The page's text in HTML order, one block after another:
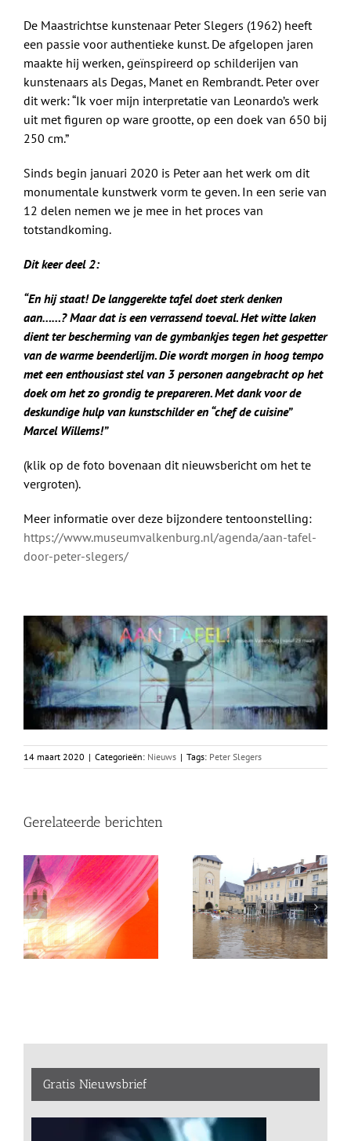
De Maastrichtse kunstenaar Peter Slegers (1962) heeft
een passie voor authentieke kunst. De afgelopen jaren
maakte hij werken, geïnspireerd op schilderijen van
kunstenaars als Degas, Manet en Rembrandt. Peter over
dit werk: “Ik voer mijn interpretatie van Leonardo’s werk
uit met figuren op ware grootte, op een doek van 650 bij
250 cm.”
Sinds begin januari 2020 is Peter aan het werk om dit
monumentale kunstwerk vorm te geven. In een serie van
12 delen nemen we je mee in het proces van
totstandkoming.
Dit keer deel 2:
“En hij staat! De langgerekte tafel doet sterk denken
aan……? Maar dat is een verrassend toeval. Het witte laken
dient ter bescherming van de gymbankjes tegen het gespetter
van de warme beenderlijm. Die wordt morgen in hoog tempo
met een enthousiast stel van 3 personen aangebracht op het
doek om het zo grondig te prepareren. Met dank voor de
deskundige hulp van kunstschilder en “chef de cuisine”
Marcel Willems!”
(klik op de foto bovenaan dit nieuwsbericht om het te
vergroten).
Meer informatie over deze bijzondere tentoonstelling:
https://www.museumvalkenburg.nl/agenda/aan-tafel-
door-peter-slegers/
14 maart 2020 | Categorieën: Nieuws | Tags: Peter Slegers
Gerelateerde berichten
Gratis Nieuwsbrief